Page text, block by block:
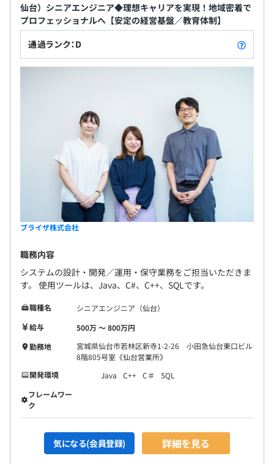
仙台）シニアエンジニア◆理想キャリアを実現！地域密着で
プロフェッショナルへ【安定の経営基盤／教育体制】
通過ランク：D
ブライザ株式会社
職務内容
システムの設計・開発／運用・保守業務をご担当いただきま
す。 使用ツールは、Java、C#、C++、SQLです。
職種名
シニアエンジニア（仙台）
給与
500万 〜 800万円
勤務地
宮城県仙台市若林区新寺1-2-26 小田急仙台東口ビル
8階805号室《仙台営業所》
開発環境
Java C++ C＃
SQL
フレームワー
ク
気になる(会員登録) 詳細を見る